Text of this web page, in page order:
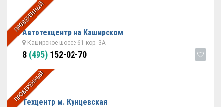
ПРОВЕРЕННЫЙ
Автотехцентр на Каширском
Каширское шоссе 61 кор. 3А
8 (495) 152-02-70
ПРОВЕРЕННЫЙ
Техцентр м. Кунцевская